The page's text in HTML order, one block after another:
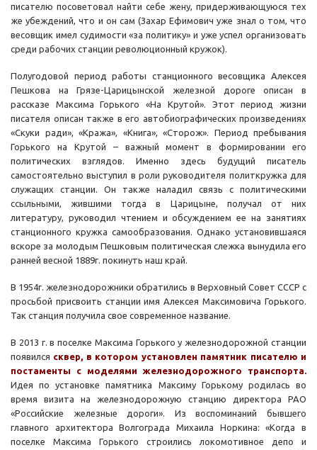
писателю посоветовал найти себе жену, придерживающуюся тех
же убеждений, что и он сам (Захар Ефимович уже знал о том, что
весовщик имел судимости «за политику» и уже успел организовать
среди рабочих станции революционный кружок).
Полугодовой период работы станционного весовщика Алексея
Пешкова на Грязе-Царицынской железной дороге описан в
рассказе Максима Горького «На Крутой». Этот период жизни
писателя описан также в его автобиографических произведениях
«Скуки ради», «Кража», «Книга», «Сторож». Период пребывания
Горького на Крутой – важный момент в формировании его
политических взглядов. Именно здесь будущий писатель
самостоятельно выступил в роли руководителя политкружка для
служащих станции. Он также наладил связь с политическими
ссыльными, жившими тогда в Царицыне, получал от них
литературу, руководил чтением и обсуждением ее на занятиях
станционного кружка самообразования. Однако установившаяся
вскоре за молодым Пешковым политическая слежка вынудила его
ранней весной 1889г. покинуть наш край.
В 1954г. железнодорожники обратились в Верховный Совет СССР с
просьбой присвоить станции имя Алексея Максимовича Горького.
Так станция получила свое современное название.
В 2013 г. в поселке Максима Горького у железнодорожной станции
появился сквер, в котором установлен памятник писателю и
постаменты с моделями железнодорожного транспорта.
Идея по установке памятника Максиму Горькому родилась во
время визита на железнодорожную станцию директора РАО
«Российские железные дороги». Из воспоминаний бывшего
главного архитектора Волгограда Михаила Норкина: «Когда в
поселке Максима Горького строились локомотивное депо и